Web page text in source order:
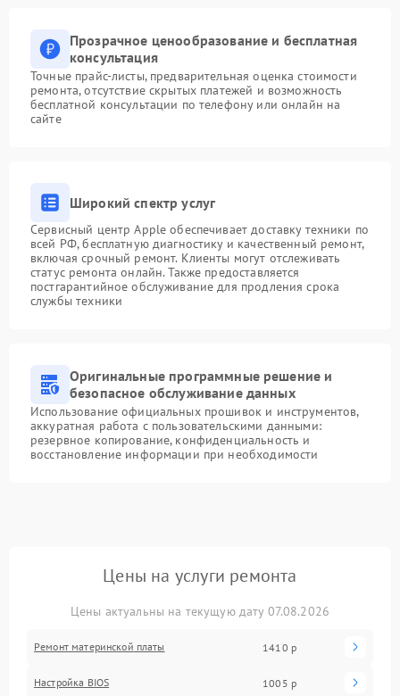
Прозрачное ценообразование и бесплатная
консультация
Точные прайс-листы, предварительная оценка стоимости
ремонта, отсутствие скрытых платежей и возможность
бесплатной консультации по телефону или онлайн на
сайте
Широкий спектр услуг
Сервисный центр Apple обеспечивает доставку техники по
всей РФ, бесплатную диагностику и качественный ремонт,
включая срочный ремонт. Клиенты могут отслеживать
статус ремонта онлайн. Также предоставляется
постгарантийное обслуживание для продления срока
службы техники
Оригинальные программные решение и
безопасное обслуживание данных
Использование официальных прошивок и инструментов,
аккуратная работа с пользовательскими данными:
резервное копирование, конфиденциальность и
восстановление информации при необходимости
Цены на услуги ремонта
Цены актуальны на текущую дату 07.08.2026
Ремонт материнской платы 1410 р
Настройка BIOS 1005 р